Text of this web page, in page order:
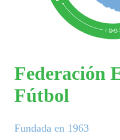
Federación
Fútbol
Fundada en 1963